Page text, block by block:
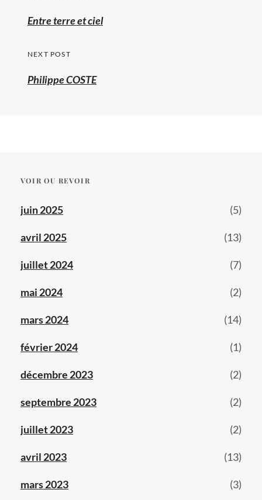
de
Previous
Entre terre et ciel
NEXT POST
Philippe COSTE
VOIR OU REVOIR
juin 2025 (5)
avril 2025 (13)
juillet 2024 (7)
mai 2024 (2)
mars 2024 (14)
février 2024 (1)
décembre 2023 (2)
septembre 2023 (2)
juillet 2023 (2)
avril 2023 (13)
mars 2023 (3)